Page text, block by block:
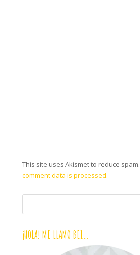
This site uses Akismet to reduce spam.
comment data is processed.
¡HOLA! ME LLAMO BEI…